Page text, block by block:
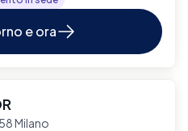
e ora
Milano